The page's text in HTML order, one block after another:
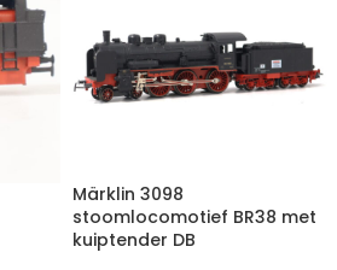
Märklin 3098
stoomlocomotief BR38 met
kuiptender DB